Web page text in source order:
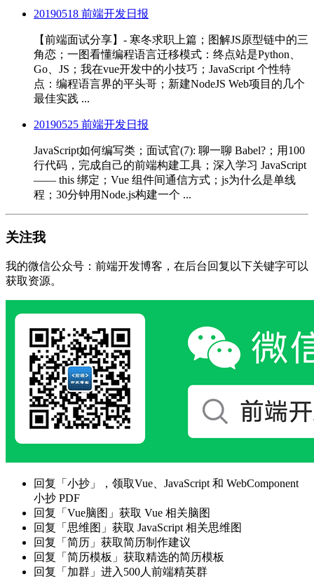
20190518 前端开发日报
【前端面试分享】- 寒冬求职上篇；图解JS原型链中的三
角恋；一图看懂编程语言迁移模式：终点站是Python、
Go、JS；我在vue开发中的小技巧；JavaScript 个性特
点：编程语言界的平头哥；新建NodeJS Web项目的几个
最佳实践 ...
20190525 前端开发日报
JavaScript如何编写类；面试官(7): 聊一聊 Babel?；用100
行代码，完成自己的前端构建工具；深入学习 JavaScript
—— this 绑定；Vue 组件间通信方式；js为什么是单线
程；30分钟用Node.js构建一个 ...
关注我
我的微信公众号：前端开发博客，在后台回复以下关键字可以
获取资源。
回复「小抄」，领取Vue、JavaScript 和 WebComponent
小抄 PDF
回复「Vue脑图」获取 Vue 相关脑图
回复「思维图」获取 JavaScript 相关思维图
回复「简历」获取简历制作建议
回复「简历模板」获取精选的简历模板
回复「加群」进入500人前端精英群